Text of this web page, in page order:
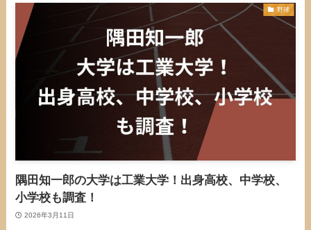
野球
隅田知一郎の大学は工業大学！出身高校、中学校、
小学校も調査！
2026年3月11日